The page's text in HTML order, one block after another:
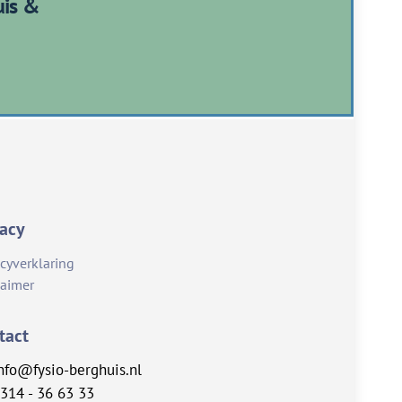
&
berghuis.nl
- 36 63 33